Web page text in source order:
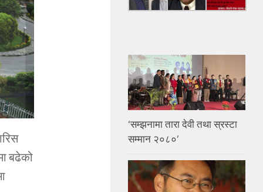
बढेको
‘सम्झनामा तारा देवी तथा स्रस्टा
सम्मान २०८०’